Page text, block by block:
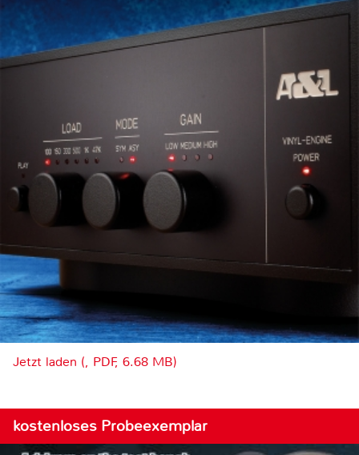
Jetzt laden (, PDF, 6.68 MB)
kostenloses Probeexemplar